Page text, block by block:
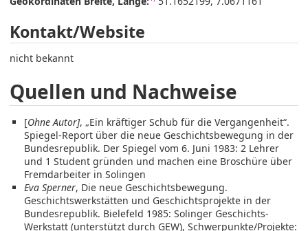
Kontakt/Website
nicht bekannt
Quellen und Nachweise
[Ohne Autor], „Ein kräftiger Schub für die Vergangenheit“.
Spiegel-Report über die neue Geschichtsbewegung in der
Bundesrepublik. Der Spiegel vom 6. Juni 1983: 2 Lehrer
und 1 Student gründen und machen eine Broschüre über
Fremdarbeiter in Solingen
Eva Sperner, Die neue Geschichtsbewegung.
Geschichtswerkstätten und Geschichtsprojekte in der
Bundesrepublik. Bielefeld 1985: Solinger Geschichts-
Werkstatt (unterstützt durch GEW), Schwerpunkte/Projekte: